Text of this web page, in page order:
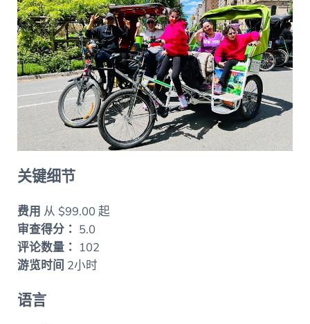
关键细节
费用 从 $99.00 起
审查得分： 5.0
评论数量： 102
游览时间 2小时
语言